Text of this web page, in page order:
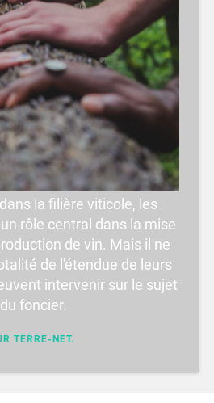
la filière viticole, les
rôle central dans la mise
de vin. Mais il ne
de l'étendue de leurs
intervenir sur le sujet
du foncier.
TERRE-NET.